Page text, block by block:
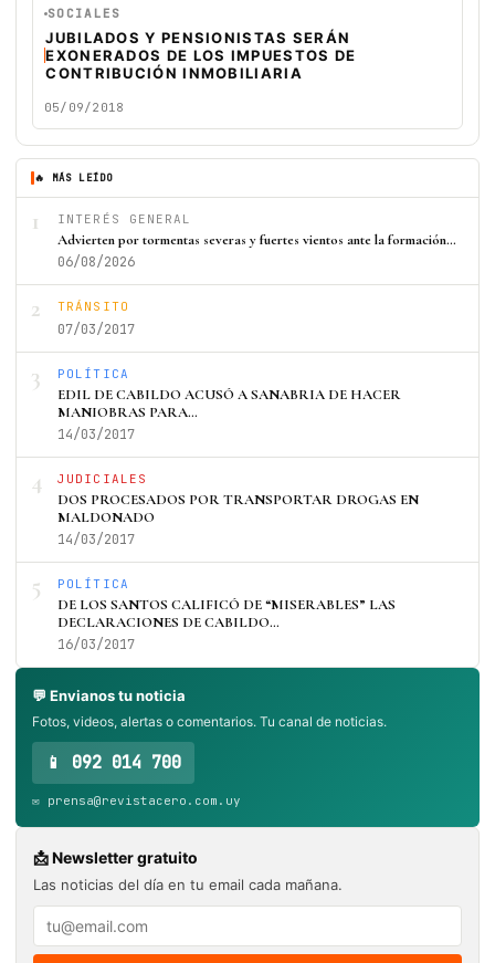
SOCIALES
JUBILADOS Y PENSIONISTAS SERÁN
EXONERADOS DE LOS IMPUESTOS DE
CONTRIBUCIÓN INMOBILIARIA
05/09/2018
🔥 MÁS LEÍDO
1 INTERÉS GENERAL
Advierten por tormentas severas y fuertes vientos ante la formación…
06/08/2026
2 TRÁNSITO
07/03/2017
3 POLÍTICA
EDIL DE CABILDO ACUSÓ A SANABRIA DE HACER
MANIOBRAS PARA…
14/03/2017
4 JUDICIALES
DOS PROCESADOS POR TRANSPORTAR DROGAS EN
MALDONADO
14/03/2017
5 POLÍTICA
DE LOS SANTOS CALIFICÓ DE “MISERABLES” LAS
DECLARACIONES DE CABILDO…
16/03/2017
💬 Envianos tu noticia
Fotos, videos, alertas o comentarios. Tu canal de noticias.
📱 092 014 700
✉️ prensa@revistacero.com.uy
📩 Newsletter gratuito
Las noticias del día en tu email cada mañana.